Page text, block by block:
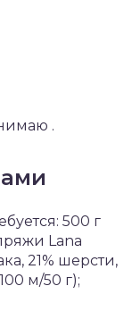
.
500 г
Lana
21% шерсти,
м/50 г);